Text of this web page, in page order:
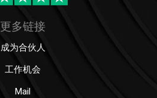
更多链接
成为合伙人
工作机会
Mail